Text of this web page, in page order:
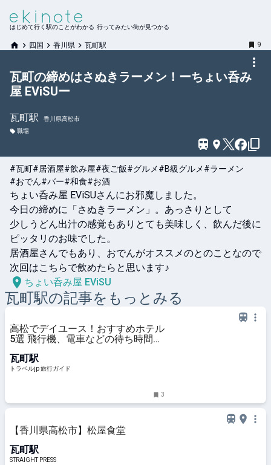
はじめて行く駅のことがわかる 行ってみたい街が見つかる
四国 香川県 瓦町駅 9
瓦町の締めはさぬきラーメン！ーちょい呑み
屋 EViSUー
瓦町駅
香川県高松市
職場
#瓦町#居酒屋#飲み屋#夜ご飯#グルメ#B級グルメ#ラーメン
#おでん#バー#和食#お酒
ちょい呑み屋 EViSUさんにお邪魔しました。
今日の締めに「さぬきラーメン」。あっさりとして
少しうどん出汁の感覚もありとても美味しく、飲んだ後に
ピッタリのお味でした。
居酒屋さんでもあり、おでんがオススメのとのことなので
次回はこちらで飲めたらと思います♪
ちょい呑み屋 EViSU
瓦町駅の記事をもっとみる
高松でデイユース！おすすめホテル
5選 飛行機、電車などの待ち時間に
瓦町駅
トラベルjp 旅行ガイド
3
【香川県高松市】松屋食堂
瓦町駅
STRAIGHT PRESS